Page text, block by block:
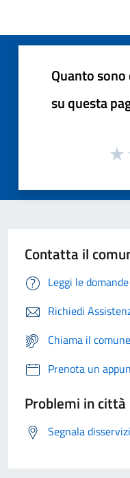
Quanto
su questa
Contatta il
Leggi le
Richiedi
Chiama il
Prenota un
Problemi in città
Segnala